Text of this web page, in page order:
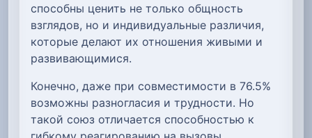
способны ценить не только общность
взглядов, но и индивидуальные различия,
которые делают их отношения живыми и
развивающимися.
Конечно, даже при совместимости в 76.5%
возможны разногласия и трудности. Но
такой союз отличается способностью к